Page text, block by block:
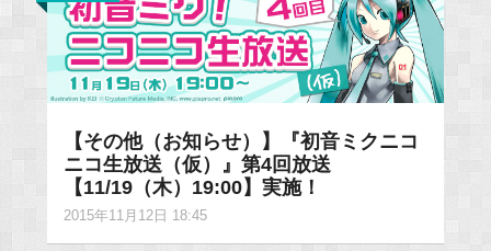
【その他（お知らせ）】『初音ミクニコ
ニコ生放送（仮）』第4回放送
【11/19（木）19:00】実施！
2015年11月12日 18:45